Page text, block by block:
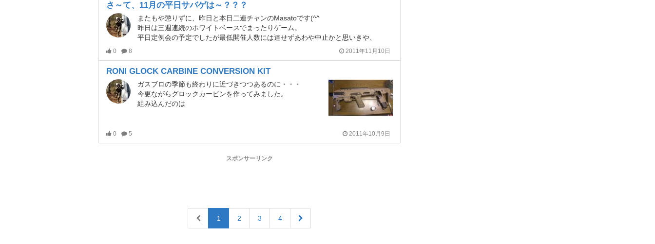
さ～て、11月の平日サバゲは～？？？
またもや懲りずに、昨日と本日二連チャンのMasatoです(^^ゞ
昨日は三週連続のホワイトベースでまったりゲーム。
平日定例会の予定でしたが最低開催人数には達せずあわや中止かと思いきや、
0 8 2011年11月10日
RONI GLOCK CARBINE CONVERSION KIT
ガスブロの季節も終わりに近づきつつあるのに・・・
今更ながらグロックカービンを作ってみました。
組み込んだのは
0 5 2011年10月9日
スポンサーリンク
1 2 3 4